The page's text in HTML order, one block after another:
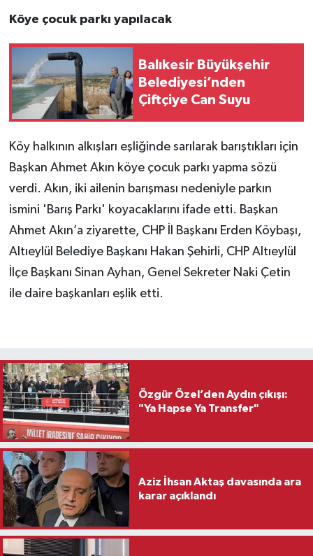
Köye çocuk parkı yapılacak
Balıkesir Büyükşehir
Belediyesi’nden
Çiftçiye Can Suyu
Köy halkının alkışları eşliğinde sarılarak barıştıkları için
Başkan Ahmet Akın köye çocuk parkı yapma sözü
verdi. Akın, iki ailenin barışması nedeniyle parkın
ismini 'Barış Parkı' koyacaklarını ifade etti. Başkan
Ahmet Akın’a ziyarette, CHP İl Başkanı Erden Köybaşı,
Altıeylül Belediye Başkanı Hakan Şehirli, CHP Altıeylül
İlçe Başkanı Sinan Ayhan, Genel Sekreter Naki Çetin
ile daire başkanları eşlik etti.
Özgür Özel’den Aydın çıkışı:
"Ya Hapse Ya Transfer"
Aziz İhsan Aktaş davasında ara
karar açıklandı